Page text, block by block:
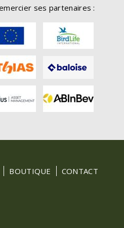
ses partenaires :
BOUTIQUE CONTACT